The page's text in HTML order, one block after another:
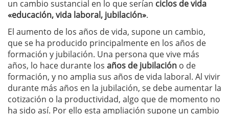
un cambio sustancial en lo que serían ciclos de vida
«educación, vida laboral, jubilación».
El aumento de los años de vida, supone un cambio,
que se ha producido principalmente en los años de
formación y jubilación. Una persona que vive más
años, lo hace durante los años de jubilación o de
formación, y no amplia sus años de vida laboral. Al vivir
durante más años en la jubilación, se debe aumentar la
cotización o la productividad, algo que de momento no
ha sido así. Por ello esta ampliación supone un cambio